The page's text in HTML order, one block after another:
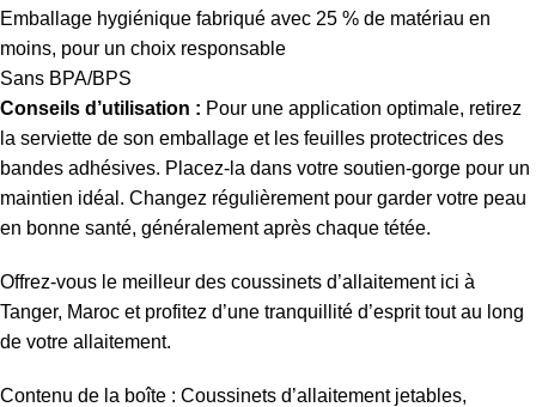
Emballage hygiénique fabriqué avec 25 % de matériau en
moins, pour un choix responsable
Sans BPA/BPS
Conseils d’utilisation : Pour une application optimale, retirez
la serviette de son emballage et les feuilles protectrices des
bandes adhésives. Placez-la dans votre soutien-gorge pour un
maintien idéal. Changez régulièrement pour garder votre peau
en bonne santé, généralement après chaque tétée.
Offrez-vous le meilleur des coussinets d’allaitement ici à
Tanger, Maroc et profitez d’une tranquillité d’esprit tout au long
de votre allaitement.
Contenu de la boîte : Coussinets d’allaitement jetables,